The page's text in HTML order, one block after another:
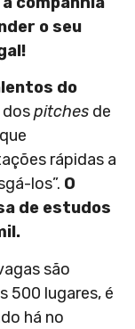
o seu
do
dospitches de
rápidas a
los”. O
de estudos
são
500 lugares, é
há no